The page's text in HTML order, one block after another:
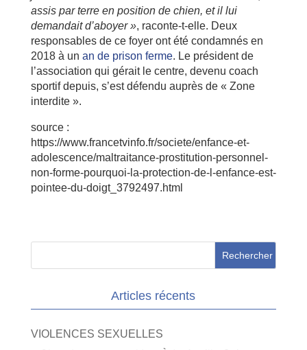
assis par terre en position de chien, et il lui
demandait d’aboyer », raconte-t-elle. Deux
responsables de ce foyer ont été condamnés en
2018 à un an de prison ferme. Le président de
l’association qui gérait le centre, devenu coach
sportif depuis, s’est défendu auprès de « Zone
interdite ».
source :
https://www.francetvinfo.fr/societe/enfance-et-
adolescence/maltraitance-prostitution-personnel-
non-forme-pourquoi-la-protection-de-l-enfance-est-
pointee-du-doigt_3792497.html
Articles récents
VIOLENCES SEXUELLES